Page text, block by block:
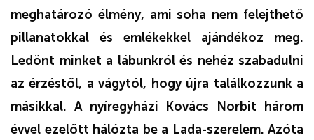
meghatározó élmény, ami soha nem felejthető
pillanatokkal és emlékekkel ajándékoz meg.
Ledönt minket a lábunkról és nehéz szabadulni
az érzéstől, a vágytól, hogy újra találkozzunk a
másikkal. A nyíregyházi Kovács Norbit három
évvel ezelőtt hálózta be a Lada-szerelem. Azóta